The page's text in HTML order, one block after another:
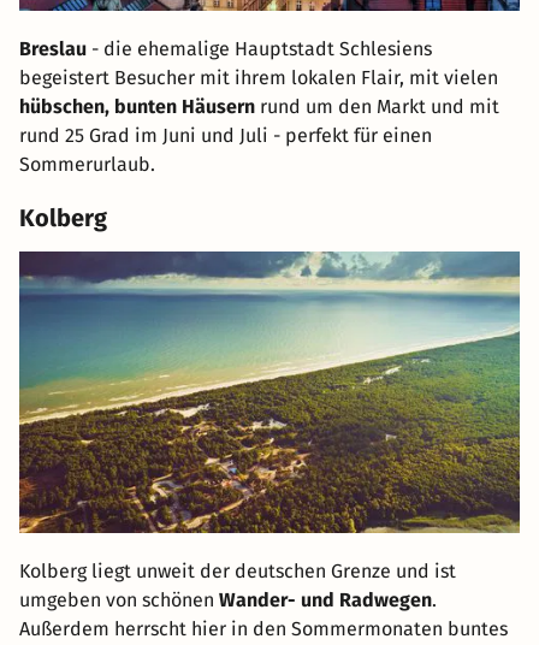
Breslau - die ehemalige Hauptstadt Schlesiens
begeistert Besucher mit ihrem lokalen Flair, mit vielen
hübschen, bunten Häusern rund um den Markt und mit
rund 25 Grad im Juni und Juli - perfekt für einen
Sommerurlaub.
Kolberg
Kolberg liegt unweit der deutschen Grenze und ist
umgeben von schönen Wander- und Radwegen.
Außerdem herrscht hier in den Sommermonaten buntes